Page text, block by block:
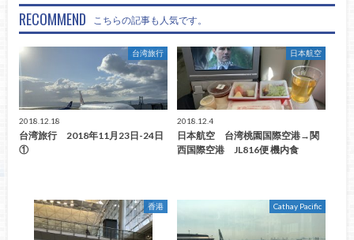
RECOMMEND こちらの記事も人気です。
台湾旅行
2018.12.18
台湾旅行 2018年11月23日-24日
①
日本航空
2018.12.4
日本航空 台湾桃園国際空港→関
西国際空港 JL816便 機内食
香港 Cathay Pacific